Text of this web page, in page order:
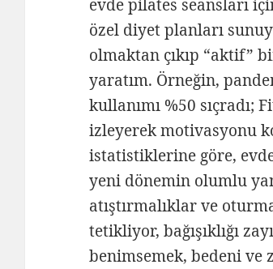
evde pilates seansları
özel diyet planları
olmaktan çıkıp “aktif”
yaratım. Örneğin,
kullanımı %50 sıçradı;
izleyerek motivasyonu
istatistiklerine göre,
yeni dönemin olumlu
atıştırmalıklar ve
tetikliyor, bağışıklığı
benimsemek, bedeni